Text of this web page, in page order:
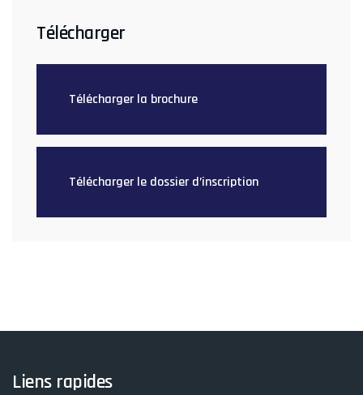
Télécharger
Télécharger la brochure
Télécharger le dossier d’inscription
Liens rapides